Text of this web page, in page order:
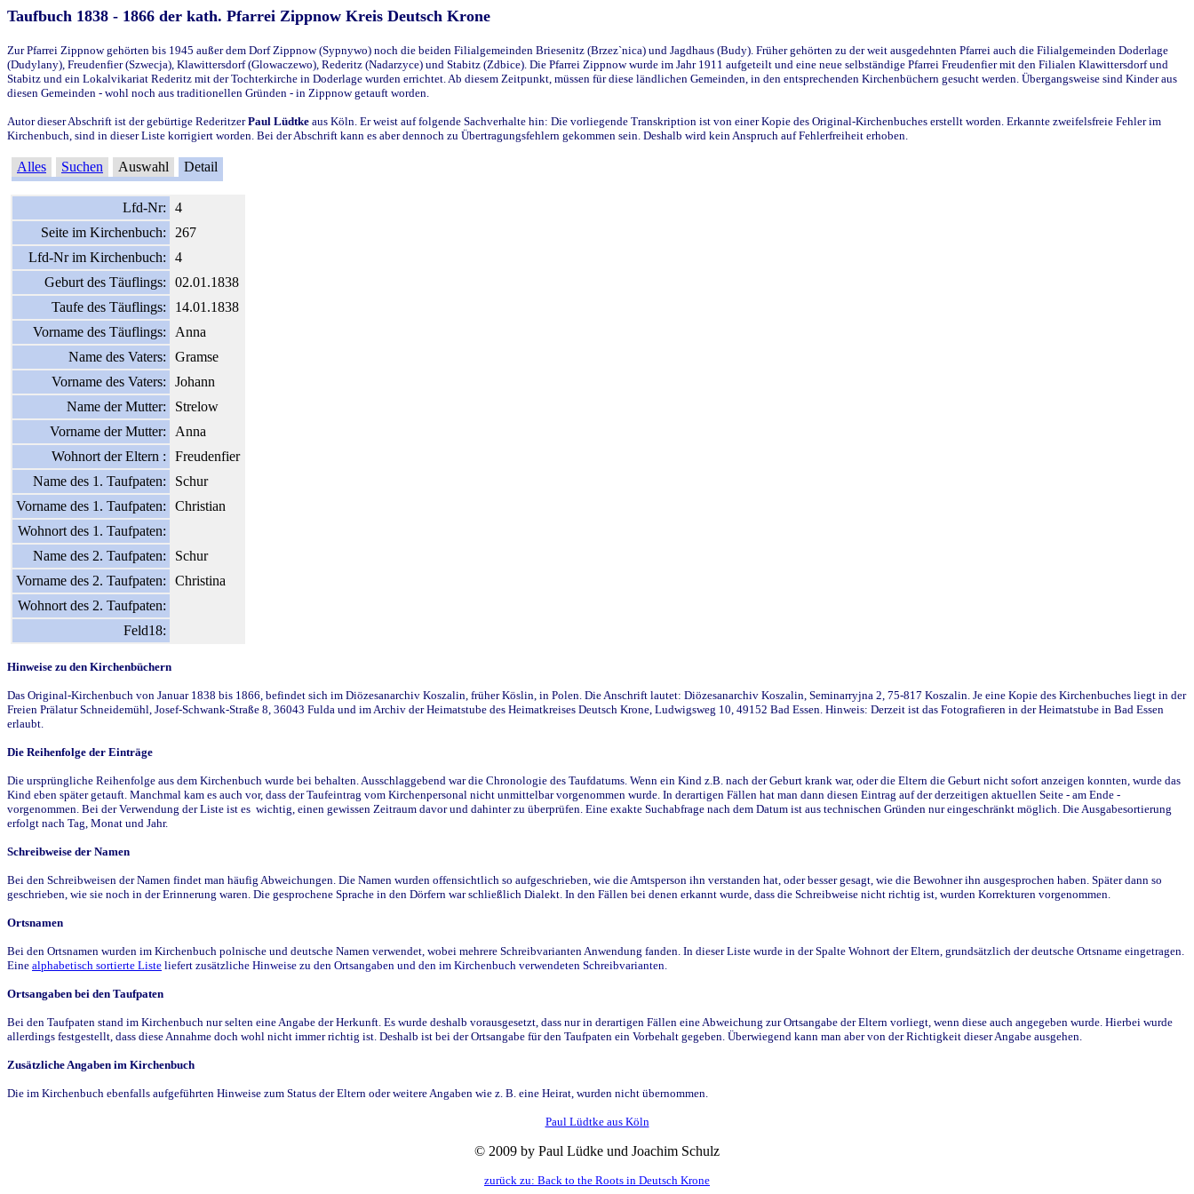
Taufbuch 1838 - 1866 der kath. Pfarrei Zippnow Kreis Deutsch Krone
Zur Pfarrei Zippnow gehörten bis 1945 außer dem Dorf Zippnow (Sypnywo) noch die beiden Filialgemeinden Briesenitz (Brzez`nica) und Jagdhaus (Budy). Früher gehörten zu der weit ausgedehnten Pfarrei auch die Filialgemeinden Doderlage
(Dudylany), Freudenfier (Szwecja), Klawittersdorf (Glowaczewo), Rederitz (Nadarzyce) und Stabitz (Zdbice). Die Pfarrei Zippnow wurde im Jahr 1911 aufgeteilt und eine neue selbständige Pfarrei Freudenfier mit den Filialen Klawittersdorf und
Stabitz und ein Lokalvikariat Rederitz mit der Tochterkirche in Doderlage wurden errichtet. Ab diesem Zeitpunkt, müssen für diese ländlichen Gemeinden, in den entsprechenden Kirchenbüchern gesucht werden. Übergangsweise sind Kinder aus
diesen Gemeinden - wohl noch aus traditionellen Gründen - in Zippnow getauft worden.
Autor dieser Abschrift ist der gebürtige RederitzerPaul Lüdtke aus Köln. Er weist auf folgende Sachverhalte hin: Die vorliegende Transkription ist von einer Kopie des Original-Kirchenbuches erstellt worden. Erkannte zweifelsfreie Fehler im
Kirchenbuch, sind in dieser Liste korrigiert worden. Bei der Abschrift kann es aber dennoch zu Übertragungsfehlern gekommen sein. Deshalb wird kein Anspruch auf Fehlerfreiheit erhoben.
Alles Suchen Auswahl Detail
Lfd-Nr:
4
Seite im Kirchenbuch:
267
Lfd-Nr im Kirchenbuch:
4
Geburt des Täuflings:
02.01.1838
Taufe des Täuflings:
14.01.1838
Vorname des Täuflings:
Anna
Name des Vaters:
Gramse
Vorname des Vaters:
Johann
Name der Mutter:
Strelow
Vorname der Mutter:
Anna
Wohnort der Eltern :
Freudenfier
Name des 1. Taufpaten:
Schur
Vorname des 1. Taufpaten:
Christian
Wohnort des 1. Taufpaten:
Name des 2. Taufpaten:
Schur
Vorname des 2. Taufpaten:
Christina
Wohnort des 2. Taufpaten:
Feld18:
Hinweise zu den Kirchenbüchern
Das Original-Kirchenbuch von Januar 1838 bis 1866, befindet sich im Diözesanarchiv Koszalin, früher Köslin, in Polen. Die Anschrift lautet: Diözesanarchiv Koszalin, Seminarryjna 2, 75-817 Koszalin. Je eine Kopie des Kirchenbuches liegt in der
Freien Prälatur Schneidemühl, Josef-Schwank-Straße 8, 36043 Fulda und im Archiv der Heimatstube des Heimatkreises Deutsch Krone, Ludwigsweg 10, 49152 Bad Essen. Hinweis: Derzeit ist das Fotografieren in der Heimatstube in Bad Essen
erlaubt.
Die Reihenfolge der Einträge
Die ursprüngliche Reihenfolge aus dem Kirchenbuch wurde bei behalten. Ausschlaggebend war die Chronologie des Taufdatums. Wenn ein Kind z.B. nach der Geburt krank war, oder die Eltern die Geburt nicht sofort anzeigen konnten, wurde das
Kind eben später getauft. Manchmal kam es auch vor, dass der Taufeintrag vom Kirchenpersonal nicht unmittelbar vorgenommen wurde. In derartigen Fällen hat man dann diesen Eintrag auf der derzeitigen aktuellen Seite - am Ende -
vorgenommen. Bei der Verwendung der Liste ist es wichtig, einen gewissen Zeitraum davor und dahinter zu überprüfen. Eine exakte Suchabfrage nach dem Datum ist aus technischen Gründen nur eingeschränkt möglich. Die Ausgabesortierung
erfolgt nach Tag, Monat und Jahr.
Schreibweise der Namen
Bei den Schreibweisen der Namen findet man häufig Abweichungen. Die Namen wurden offensichtlich so aufgeschrieben, wie die Amtsperson ihn verstanden hat, oder besser gesagt, wie die Bewohner ihn ausgesprochen haben. Später dann so
geschrieben, wie sie noch in der Erinnerung waren. Die gesprochene Sprache in den Dörfern war schließlich Dialekt. In den Fällen bei denen erkannt wurde, dass die Schreibweise nicht richtig ist, wurden Korrekturen vorgenommen.
Ortsnamen
Bei den Ortsnamen wurden im Kirchenbuch polnische und deutsche Namen verwendet, wobei mehrere Schreibvarianten Anwendung fanden. In dieser Liste wurde in der Spalte Wohnort der Eltern, grundsätzlich der deutsche Ortsname eingetragen.
Eine alphabetisch sortierte Liste liefert zusätzliche Hinweise zu den Ortsangaben und den im Kirchenbuch verwendeten Schreibvarianten.
Ortsangaben bei den Taufpaten
Bei den Taufpaten stand im Kirchenbuch nur selten eine Angabe der Herkunft. Es wurde deshalb vorausgesetzt, dass nur in derartigen Fällen eine Abweichung zur Ortsangabe der Eltern vorliegt, wenn diese auch angegeben wurde. Hierbei wurde
allerdings festgestellt, dass diese Annahme doch wohl nicht immer richtig ist. Deshalb ist bei der Ortsangabe für den Taufpaten ein Vorbehalt gegeben. Überwiegend kann man aber von der Richtigkeit dieser Angabe ausgehen.
Zusätzliche Angaben im Kirchenbuch
Die im Kirchenbuch ebenfalls aufgeführten Hinweise zum Status der Eltern oder weitere Angaben wie z. B. eine Heirat, wurden nicht übernommen.
Paul Lüdtke aus Köln
© 2009 by Paul Lüdke und Joachim Schulz
zurück zu: Back to the Roots in Deutsch Krone